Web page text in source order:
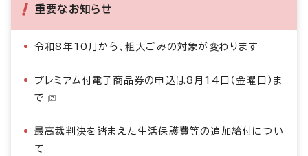
重要なお知らせ
令和8年10月から、粗大ごみの対象が変わります
プレミアム付電子商品券の申込は8月14日（金曜日）ま
で
最高裁判決を踏まえた生活保護費等の追加給付につい
て